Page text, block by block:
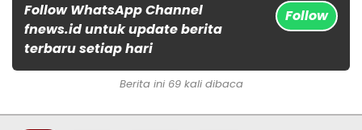
Follow WhatsApp Channel
fnews.id untuk update berita
terbaru setiap hari
Follow
Berita ini 69 kali dibaca